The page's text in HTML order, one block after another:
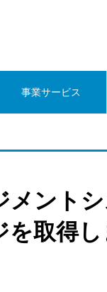
事業サービス
メント
を取得し